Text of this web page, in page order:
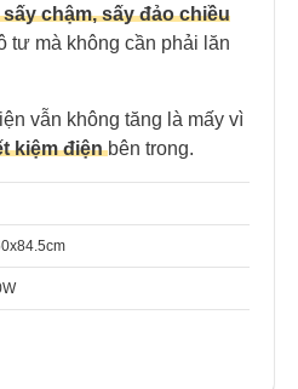
chậm, sấy đảo chiều
tư mà không cần phải lăn
vẫn không tăng là mấy vì
kiệm điện bên trong.